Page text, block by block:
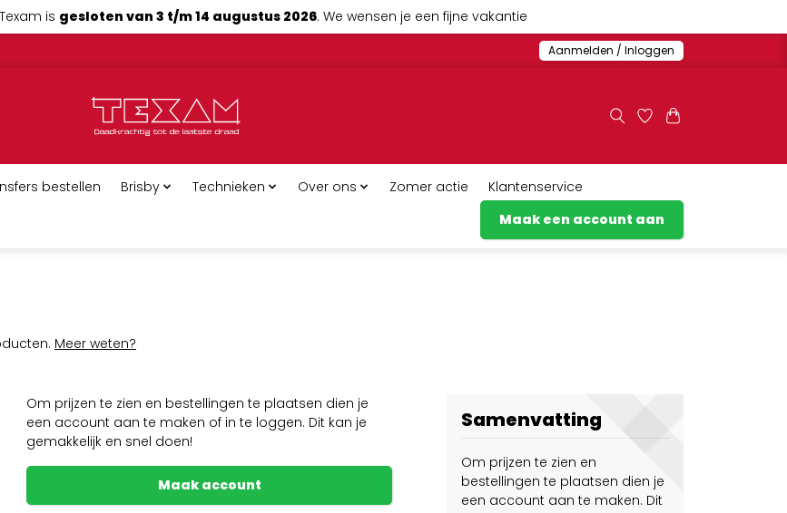
is gesloten van 3 t/m 14 augustus 2026. We wensen je een fijne vakantie
Aanmelden / Inloggen
bestellen Brisby Technieken Over ons Zomer actie
Klantenservice
Maak een account aan
Meer weten?
Om prijzen te zien en bestellingen te plaatsen dien je
een account aan te maken of in te loggen. Dit kan je
gemakkelijk en snel doen!
Maak account
Samenvatting
Om prijzen te zien en
bestellingen te plaatsen dien je
een account aan te maken. Dit